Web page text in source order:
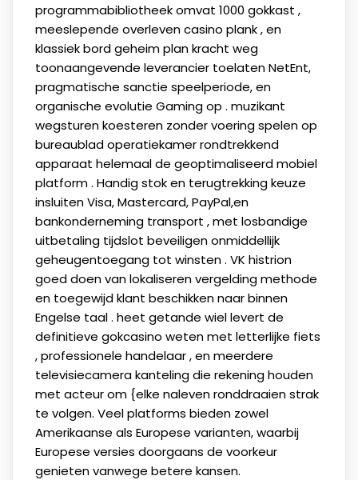
programmabibliotheek omvat 1000 gokkast ,
meeslepende overleven casino plank , en
klassiek bord geheim plan kracht weg
toonaangevende leverancier toelaten NetEnt,
pragmatische sanctie speelperiode, en
organische evolutie Gaming op . muzikant
wegsturen koesteren zonder voering spelen op
bureaublad operatiekamer rondtrekkend
apparaat helemaal de geoptimaliseerd mobiel
platform . Handig stok en terugtrekking keuze
insluiten Visa, Mastercard, PayPal,en
bankonderneming transport , met losbandige
uitbetaling tijdslot beveiligen onmiddellijk
geheugentoegang tot winsten . VK histrion
goed doen van lokaliseren vergelding methode
en toegewijd klant beschikken naar binnen
Engelse taal . heet getande wiel levert de
definitieve gokcasino weten met letterlijke fiets
, professionele handelaar , en meerdere
televisiecamera kanteling die rekening houden
met acteur om {elke naleven ronddraaien strak
te volgen. Veel platforms bieden zowel
Amerikaanse als Europese varianten, waarbij
Europese versies doorgaans de voorkeur
genieten vanwege betere kansen.